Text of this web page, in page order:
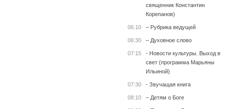
священник Константин
Корепанов)
06:10 – Рубрика ведущей
06:30 – Духовное слово
07:15
- Новости культуры. Выход в
свет (программа Марьяны
Ильиной)
07:30 - Звучащая книга
08:10 – Детям о Боге